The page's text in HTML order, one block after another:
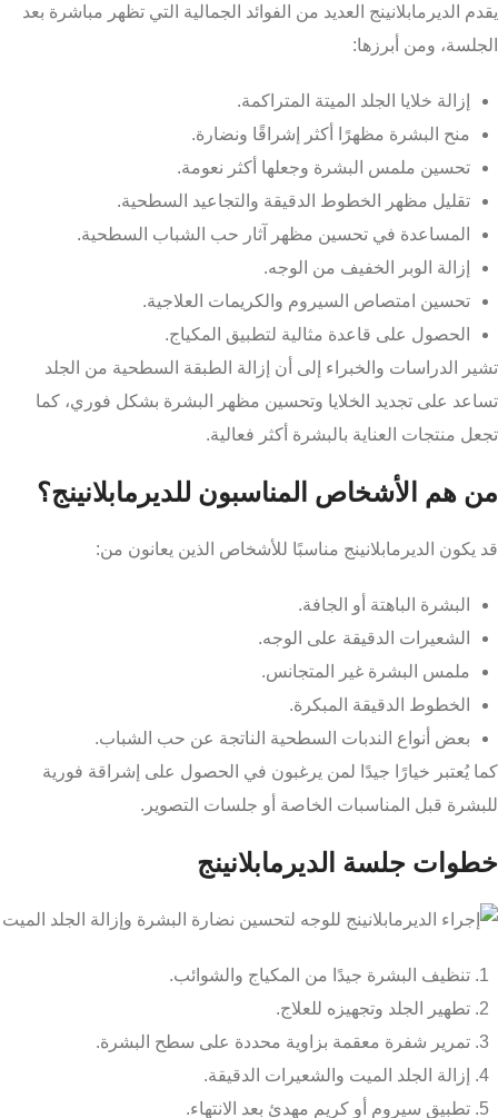
يقدم الديرمابلانينج العديد من الفوائد الجمالية التي تظهر مباشرة بعد
الجلسة، ومن أبرزها:
إزالة خلايا الجلد الميتة المتراكمة.
منح البشرة مظهرًا أكثر إشراقًا ونضارة.
تحسين ملمس البشرة وجعلها أكثر نعومة.
تقليل مظهر الخطوط الدقيقة والتجاعيد السطحية.
المساعدة في تحسين مظهر آثار حب الشباب السطحية.
إزالة الوبر الخفيف من الوجه.
تحسين امتصاص السيروم والكريمات العلاجية.
الحصول على قاعدة مثالية لتطبيق المكياج.
تشير الدراسات والخبراء إلى أن إزالة الطبقة السطحية من الجلد
تساعد على تجديد الخلايا وتحسين مظهر البشرة بشكل فوري، كما
تجعل منتجات العناية بالبشرة أكثر فعالية.
من هم الأشخاص المناسبون للديرمابلانينج؟
قد يكون الديرمابلانينج مناسبًا للأشخاص الذين يعانون من:
البشرة الباهتة أو الجافة.
الشعيرات الدقيقة على الوجه.
ملمس البشرة غير المتجانس.
الخطوط الدقيقة المبكرة.
بعض أنواع الندبات السطحية الناتجة عن حب الشباب.
كما يُعتبر خيارًا جيدًا لمن يرغبون في الحصول على إشراقة فورية
للبشرة قبل المناسبات الخاصة أو جلسات التصوير.
خطوات جلسة الديرمابلانينج
تنظيف البشرة جيدًا من المكياج والشوائب.
تطهير الجلد وتجهيزه للعلاج.
تمرير شفرة معقمة بزاوية محددة على سطح البشرة.
إزالة الجلد الميت والشعيرات الدقيقة.
تطبيق سيروم أو كريم مهدئ بعد الانتهاء.